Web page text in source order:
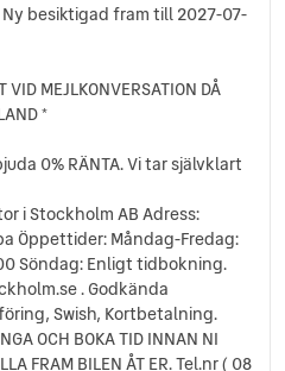
besiktigad fram till 2027-07-
VID MEJLKONVERSATION DÅ
*
0% RÄNTA. Vi tar självklart
i Stockholm AB Adress:
Öppettider: Måndag-Fredag:
Söndag: Enligt tidbokning.
. Godkända
Swish, Kortbetalning.
OCH BOKA TID INNAN NI
FRAM BILEN ÅT ER. Tel.nr ( 08